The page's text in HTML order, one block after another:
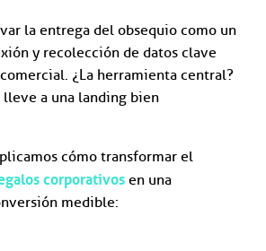
la entrega del obsequio como un
y recolección de datos clave
¿La herramienta central?
lleve a una landing bien
cómo transformar el
corporativos en una
medible: